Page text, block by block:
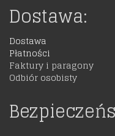
Dostawa:
Dostawa
Płatności
Faktury i paragony
Odbiór osobisty